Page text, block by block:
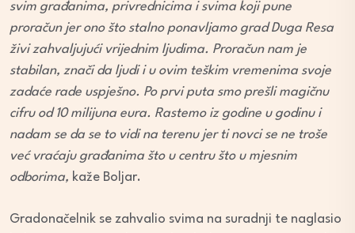
svim građanima, privrednicima i svima koji pune
proračun jer ono što stalno ponavljamo grad Duga Resa
živi zahvaljujući vrijednim ljudima. Proračun nam je
stabilan, znači da ljudi i u ovim teškim vremenima svoje
zadaće rade uspješno. Po prvi puta smo prešli magičnu
cifru od 10 milijuna eura. Rastemo iz godine u godinu i
nadam se da se to vidi na terenu jer ti novci se ne troše
već vraćaju građanima što u centru što u mjesnim
odborima, kaže Boljar.
Gradonačelnik se zahvalio svima na suradnji te naglasio